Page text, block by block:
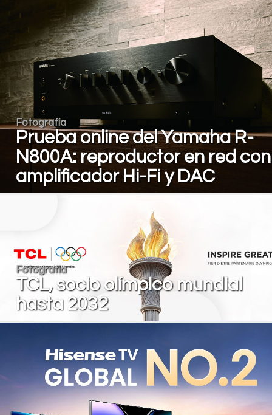
Fotografía
Prueba online del Yamaha R-
N800A: reproductor en red con
amplificador Hi-Fi y DAC
Fotografía
TCL, socio olímpico mundial
hasta 2032